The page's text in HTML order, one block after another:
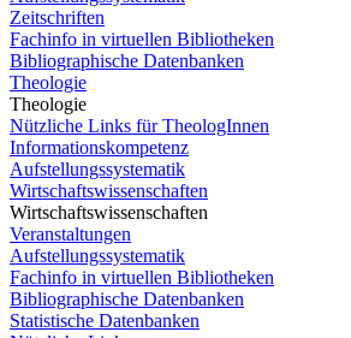
Zeitschriften
Fachinfo in virtuellen Bibliotheken
Bibliographische Datenbanken
Theologie
Theologie
Nützliche Links für TheologInnen
Informationskompetenz
Aufstellungssystematik
Wirtschaftswissenschaften
Wirtschaftswissenschaften
Veranstaltungen
Aufstellungssystematik
Fachinfo in virtuellen Bibliotheken
Bibliographische Datenbanken
Statistische Datenbanken